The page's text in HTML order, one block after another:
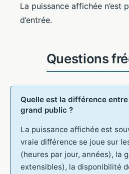
La puissance affichée n’est
d’entrée.
Quelle est la différence
grand public ?
La puissance affichée est
vraie différence se joue sur
(heures par jour, années), la
extensibles), la disponibilité